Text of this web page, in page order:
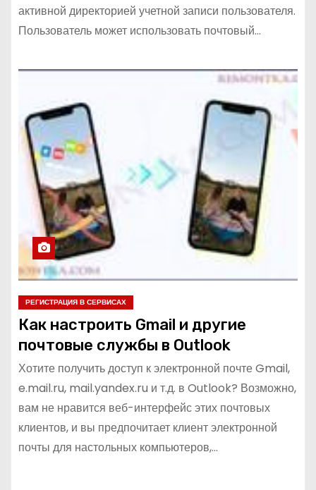
активной директорией учетной записи пользователя.
Пользователь может использовать почтовый…
РЕГИСТРАЦИЯ В СЕРВИСАХ
Как настроить Gmail и другие
почтовые службы в Outlook
Хотите получить доступ к электронной почте Gmail,
e.mail.ru, mail.yandex.ru и т.д. в Outlook? Возможно,
вам не нравится веб-интерфейс этих почтовых
клиентов, и вы предпочитает клиент электронной
почты для настольных компьютеров,…